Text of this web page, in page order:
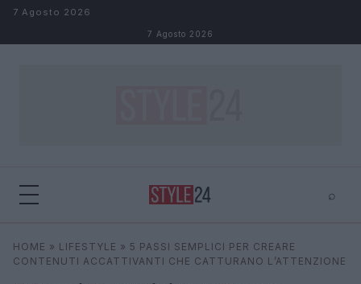
Salta al contenuto
7 Agosto 2026
7 Agosto 2026
⌕
Cerca
HOME » LIFESTYLE » 5 PASSI SEMPLICI PER CREARE
CONTENUTI ACCATTIVANTI CHE CATTURANO L’ATTENZIONE